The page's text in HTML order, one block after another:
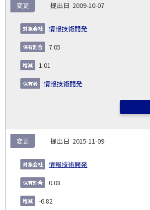
NO.
告
義
務
発
生
日
出
コー
2009-10-07
情報技術開発
変更
7.05
1.01
情報技術開発
2015-11-09
情報技術開発
変更
0.08
-6.82